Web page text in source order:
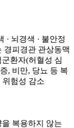
· 뇌경색 · 불안정
경피경관 관상동맥
환자(허혈성 심
, 비만, 당뇨 등 복
위험성 감소
복용하지 않는